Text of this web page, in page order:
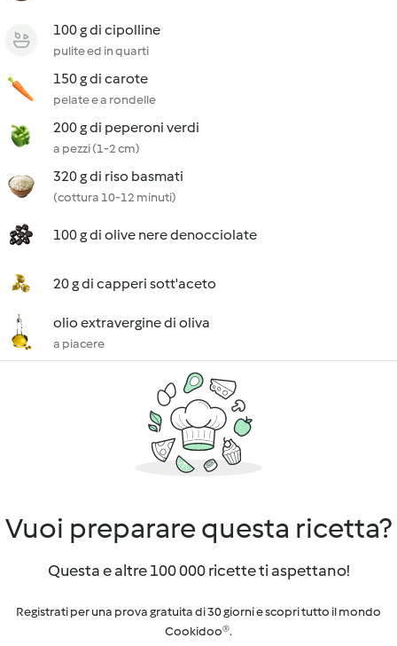
100 g di cipolline
pulite ed in quarti
150 g di carote
pelate e a rondelle
200 g di peperoni verdi
a pezzi (1-2 cm)
320 g di riso basmati
(cottura 10-12 minuti)
100 g di olive nere denocciolate
20 g di capperi sott'aceto
olio extravergine di oliva
a piacere
Vuoi preparare questa ricetta?
Questa e altre 100 000 ricette ti aspettano!
Registrati per una prova gratuita di 30 giorni e scopri tutto il mondo
Cookidoo®.